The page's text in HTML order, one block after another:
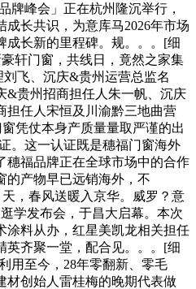
牌峰会」正在杭州隆沉举行，
长共识，为意库马2026年市场
成长新的里程碑。规。。。[细
轩门窗，共线日，竟然之家集
飞、沉庆&贵州运营总监名
&贵州招商担任人朱一帆、沉庆
担任人宋恒及川渝黔三地曲营
凭仗本身产质量量取严谨的出
。这一认证既是穗福门窗海外
穗福品牌正在全球市场中的合作
的产物早已远销海外，不
，春风送暖入京华。威罗？意
学发布会，于昌大启幕。本次
涂料从办，红星美凯龙相关担任
英齐聚一堂，配合见。。。[细
用至今，28年零翻新、零毛
材创始人雷桂梅的晚期代表做